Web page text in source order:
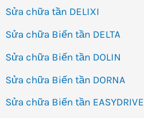
Sửa chữa tần DELIXI
Sửa chữa Biến tần DELTA
Sửa chữa Biến tần DOLIN
Sửa chữa Biến tần DORNA
Sửa chữa Biến tần EASYDRIVE